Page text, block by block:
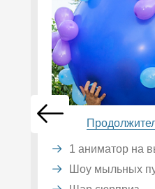
1 аниматор на
Шоу мыльных